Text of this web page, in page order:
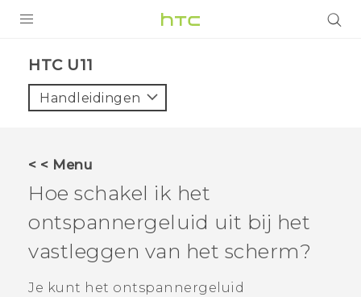
VIVE
AANBIEDINGEN
HTC Club
SUPPORT
HTC-apparaten & -accessoires
VIVERSE
HTC U11‎
Handleidingen
< < Menu
Hoe schakel ik het
ontspannergeluid uit bij het
vastleggen van het scherm?
Je kunt het ontspannergeluid